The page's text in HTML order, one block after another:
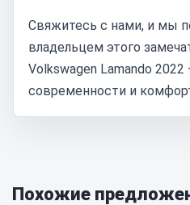
Свяжитесь с нами, и мы
владельцем этого
Volkswagen Lamando
современности и
Похожие